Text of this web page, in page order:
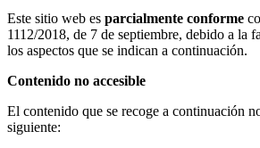
Este sitio web es parcialmente conforme
1112/2018, de 7 de septiembre, debido a la
los aspectos que se indican a continuación.
Contenido no accesible
El contenido que se recoge a continuación
siguiente: